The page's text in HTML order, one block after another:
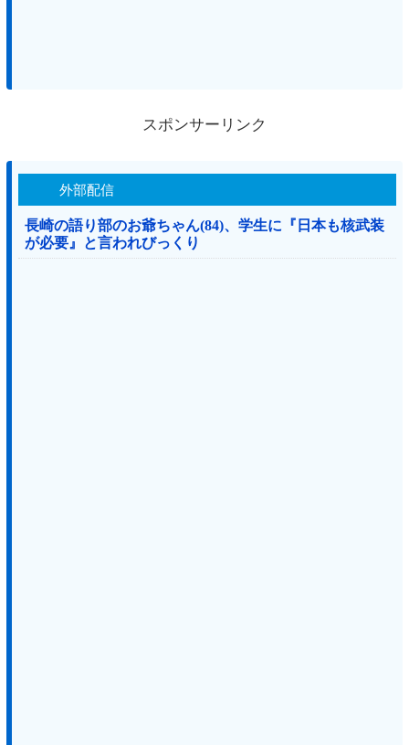
スポンサーリンク
外部配信
長崎の語り部のお爺ちゃん(84)、学生に『日本も核武装
が必要』と言われびっくり